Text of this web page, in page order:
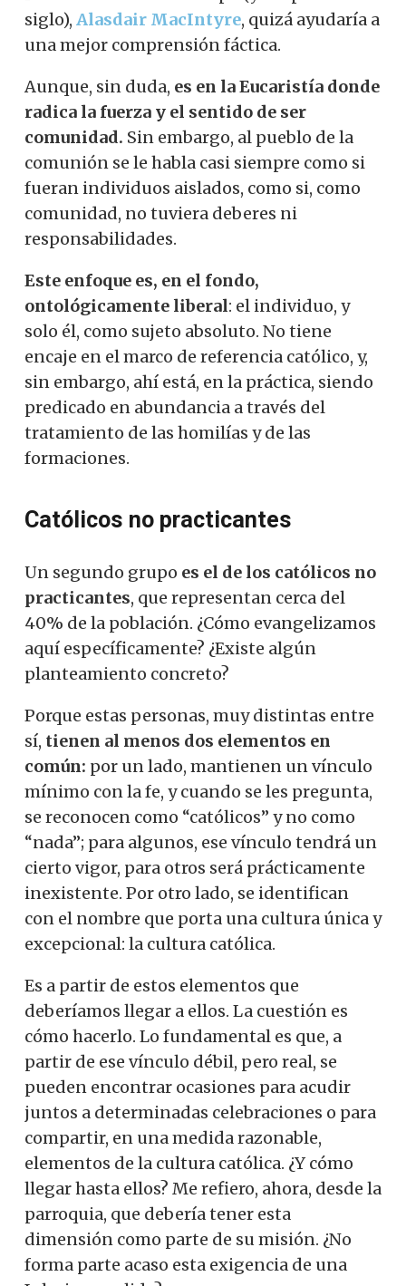
siglo), Alasdair MacIntyre, quizá ayudaría a
una mejor comprensión fáctica.
Aunque, sin duda, es en la Eucaristía donde
radica la fuerza y el sentido de ser
comunidad. Sin embargo, al pueblo de la
comunión se le habla casi siempre como si
fueran individuos aislados, como si, como
comunidad, no tuviera deberes ni
responsabilidades.
Este enfoque es, en el fondo,
ontológicamente liberal: el individuo, y
solo él, como sujeto absoluto. No tiene
encaje en el marco de referencia católico, y,
sin embargo, ahí está, en la práctica, siendo
predicado en abundancia a través del
tratamiento de las homilías y de las
formaciones.
Católicos no practicantes
Un segundo grupo es el de los católicos no
practicantes, que representan cerca del
40% de la población. ¿Cómo evangelizamos
aquí específicamente? ¿Existe algún
planteamiento concreto?
Porque estas personas, muy distintas entre
sí, tienen al menos dos elementos en
común: por un lado, mantienen un vínculo
mínimo con la fe, y cuando se les pregunta,
se reconocen como “católicos” y no como
“nada”; para algunos, ese vínculo tendrá un
cierto vigor, para otros será prácticamente
inexistente. Por otro lado, se identifican
con el nombre que porta una cultura única y
excepcional: la cultura católica.
Es a partir de estos elementos que
deberíamos llegar a ellos. La cuestión es
cómo hacerlo. Lo fundamental es que, a
partir de ese vínculo débil, pero real, se
pueden encontrar ocasiones para acudir
juntos a determinadas celebraciones o para
compartir, en una medida razonable,
elementos de la cultura católica. ¿Y cómo
llegar hasta ellos? Me refiero, ahora, desde la
parroquia, que debería tener esta
dimensión como parte de su misión. ¿No
forma parte acaso esta exigencia de una